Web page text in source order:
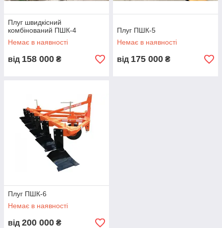
Плуг швидкісний
комбінований ПШК-4
Немає в наявності
від 158 000 ₴
Плуг ПШК-5
Немає в наявності
від 175 000 ₴
Плуг ПШК-6
Немає в наявності
від 200 000 ₴